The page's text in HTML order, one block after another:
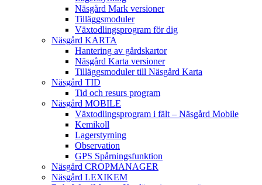
Näsgård Mark versioner
Tilläggsmoduler
Växtodlingsprogram för dig
Näsgård KARTA
Hantering av gårdskartor
Näsgård Karta versioner
Tilläggsmoduler till Näsgård Karta
Näsgård TID
Tid och resurs program
Näsgård MOBILE
Växtodlingsprogram i fält – Näsgård Mobile
Kemikoll
Lagerstyrning
Observation
GPS Spårningsfunktion
Näsgård CROPMANAGER
Näsgård LEXIKEM